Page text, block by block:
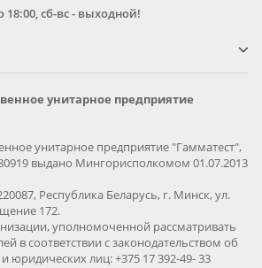
18:00, сб-вс - выходной!
унитарное предприятие
унитарное предприятие "Гамматест",
выдано Мингорисполкомом 01.07.2013
Республика Беларусь, г. Минск, ул.
172.
уполномоченной рассматривать
в соответствии с законодательством об
юридических лиц: +375 17 392-49- 33